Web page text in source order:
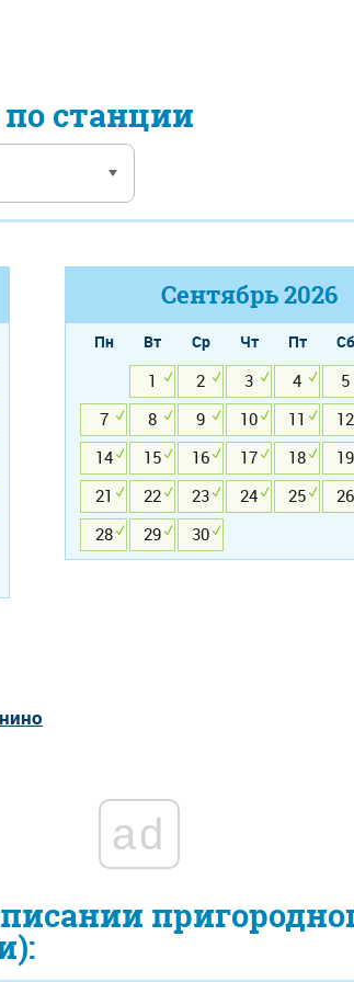
станции
Сентябрь2026
Пн Вт Ср Чт Пт Сб
1
2 3 4 5
7
8 9 10 11 12
14
15 16 17 18 19
21
22 23 24 25 26
28
29 30
ad